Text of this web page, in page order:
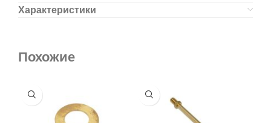
Характеристики
Похожие